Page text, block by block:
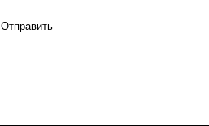
Отправить